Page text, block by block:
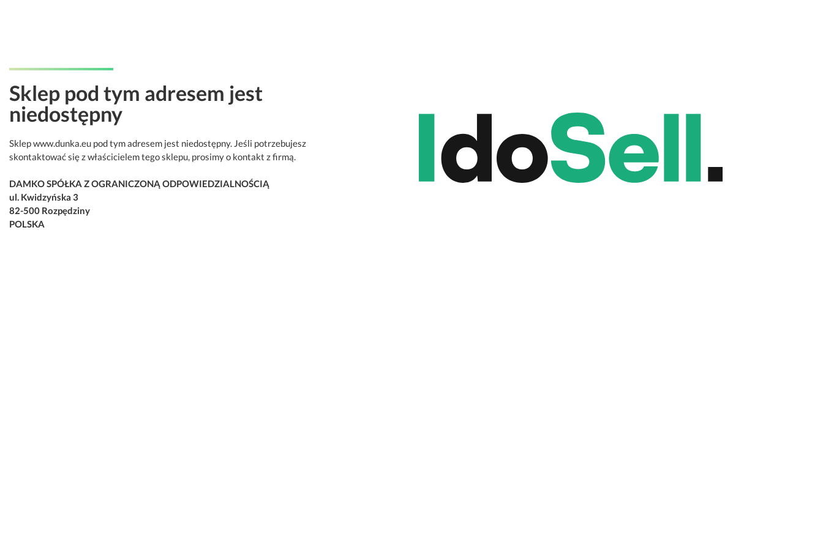
Sklep pod tym adresem jest
niedostępny
Sklep www.dunka.eu pod tym adresem jest niedostępny. Jeśli potrzebujesz
skontaktować się z właścicielem tego sklepu, prosimy o kontakt z firmą.
DAMKO SPÓŁKA Z OGRANICZONĄ ODPOWIEDZIALNOŚCIĄ
ul. Kwidzyńska 3
82-500 Rozpędziny
POLSKA